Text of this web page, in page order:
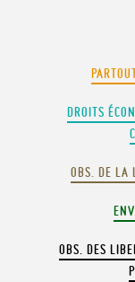
DROITS
OBS. DE LA
OBS. DES